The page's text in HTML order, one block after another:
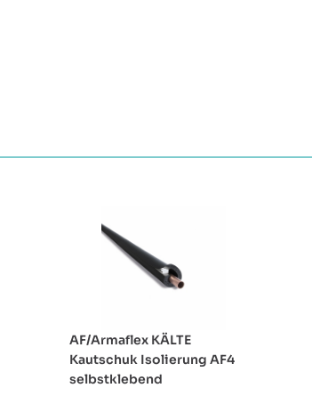
AF/Armaflex KÄLTE
Kautschuk Isolierung AF4
selbstklebend